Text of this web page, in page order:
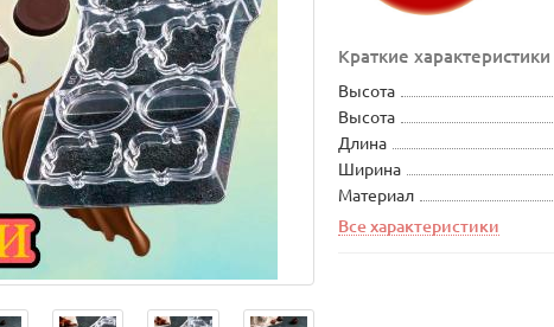
Краткие характеристики
Высота
Высота
Длина
Ширина
Материал
Все характеристики